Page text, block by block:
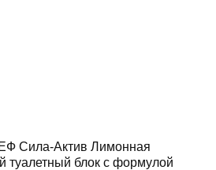
Сила-Актив Лимонная
туалетный блок с формулой